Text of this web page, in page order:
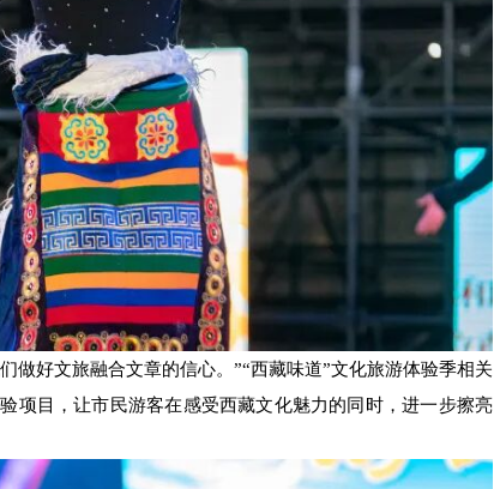
做好文旅融合文章的信心。”“西藏味道”文化旅游体验季相关
项目，让市民游客在感受西藏文化魅力的同时，进一步擦亮